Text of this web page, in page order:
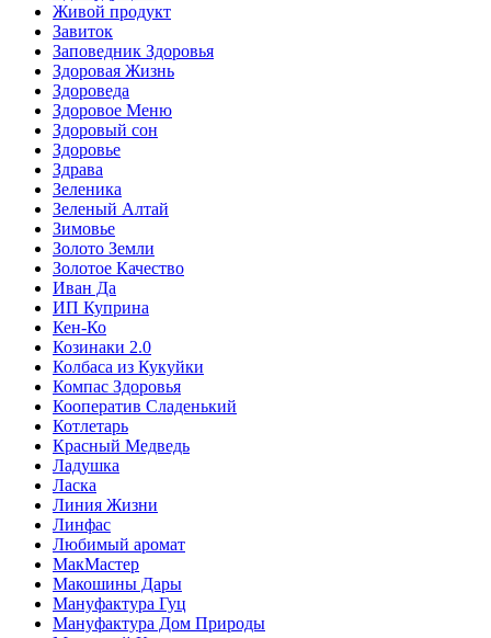
Живой продукт
Завиток
Заповедник Здоровья
Здоровая Жизнь
Здороведа
Здоровое Меню
Здоровый сон
Здоровье
Здрава
Зеленика
Зеленый Алтай
Зимовье
Золото Земли
Золотое Качество
Иван Да
ИП Куприна
Кен-Ко
Козинаки 2.0
Колбаса из Кукуйки
Компас Здоровья
Кооператив Сладенький
Котлетарь
Красный Медведь
Ладушка
Ласка
Линия Жизни
Линфас
Любимый аромат
МакМастер
Макошины Дары
Мануфактура Гуц
Мануфактура Дом Природы